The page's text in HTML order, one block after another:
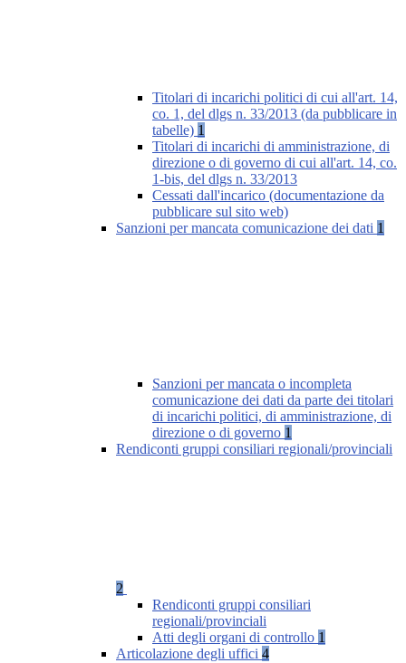
Titolari di incarichi politici di cui all'art. 14,
co. 1, del dlgs n. 33/2013 (da pubblicare in
tabelle) 1
Titolari di incarichi di amministrazione, di
direzione o di governo di cui all'art. 14, co.
1-bis, del dlgs n. 33/2013
Cessati dall'incarico (documentazione da
pubblicare sul sito web)
Sanzioni per mancata comunicazione dei dati 1
Sanzioni per mancata o incompleta
comunicazione dei dati da parte dei titolari
di incarichi politici, di amministrazione, di
direzione o di governo 1
Rendiconti gruppi consiliari regionali/provinciali
2
Rendiconti gruppi consiliari
regionali/provinciali
Atti degli organi di controllo 1
Articolazione degli uffici 4